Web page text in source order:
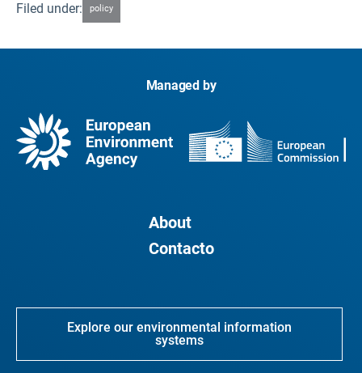
Filed under: policy
Managed by
About
Contacto
Explore our environmental information
systems